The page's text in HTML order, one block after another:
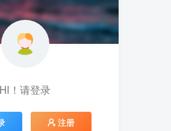
音乐号 音乐人项目(0)
韩国动漫(1)
HI！请登录
注册